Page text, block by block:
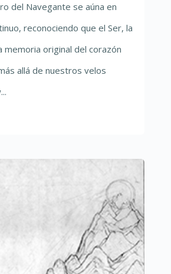
del Navegante se aúna en
reconociendo que el Ser, la
memoria original del corazón
allá de nuestros velos